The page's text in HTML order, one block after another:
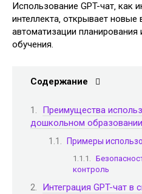
Использование GPT-чат‚ как
интеллекта‚ открывает
автоматизации планирования
обучения.
Содержание
Преимущества
дошкольном образовании
Примеры
контроль
Интеграция GPT-чат в